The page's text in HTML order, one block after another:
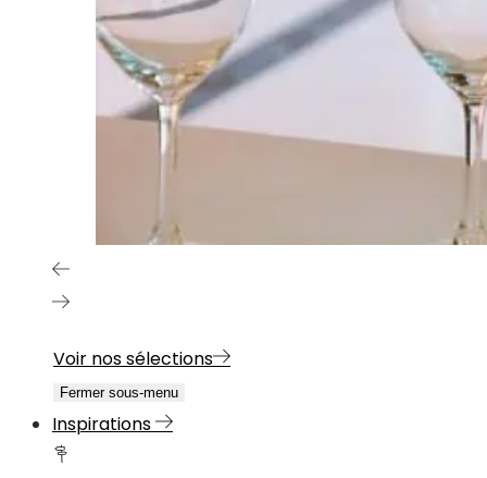
Voir nos sélections
Fermer sous-menu
Inspirations